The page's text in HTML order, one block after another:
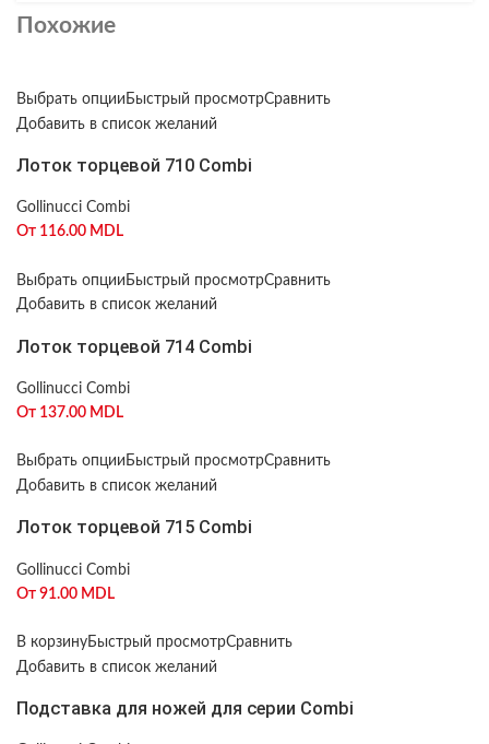
Похожие
Выбрать опции Быстрый просмотрСравнить
Добавить в список желаний
Лоток торцевой 710 Combi
Gollinucci Combi
От 116.00 MDL
Выбрать опции Быстрый просмотрСравнить
Добавить в список желаний
Лоток торцевой 714 Combi
Gollinucci Combi
От 137.00 MDL
Выбрать опции Быстрый просмотрСравнить
Добавить в список желаний
Лоток торцевой 715 Combi
Gollinucci Combi
От 91.00 MDL
В корзинуБыстрый просмотрСравнить
Добавить в список желаний
Подставка для ножей для серии Combi